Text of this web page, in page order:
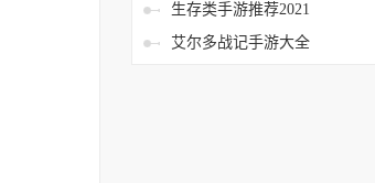
生存类手游推荐2021
艾尔多战记手游大全